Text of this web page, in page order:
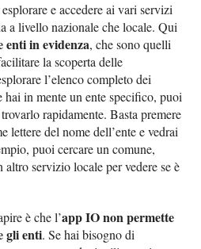
e accedere ai vari servizi
a livello nazionale che locale. Qui
enti in evidenza, che sono quelli
la scoperta delle
l’elenco completo dei
in mente un ente specifico, puoi
rapidamente. Basta premere
lettere del nome dell’ente e vedrai
puoi cercare un comune,
altro servizio locale per vedere se è
è che l’app IO non permette
gli enti. Se hai bisogno di